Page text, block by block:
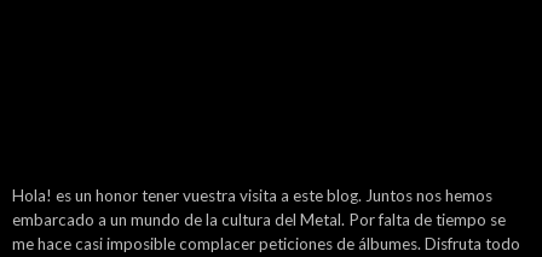
Hola! es un honor tener vuestra visita a este blog. Juntos nos hemos
embarcado a un mundo de la cultura del Metal. Por falta de tiempo se
me hace casi imposible complacer peticiones de álbumes. Disfruta todo